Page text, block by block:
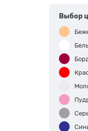
Выбор